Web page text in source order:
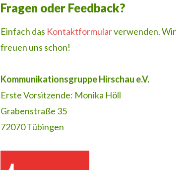
Fragen oder Feedback?
Einfach das Kontaktformularverwenden. Wir
freuen uns schon!
Kommunikationsgruppe Hirschau e.V.
Erste Vorsitzende: Monika Höll
Grabenstraße 35
72070 Tübingen